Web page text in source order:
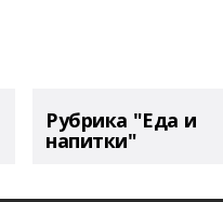
Рубрика "Еда и
напитки"